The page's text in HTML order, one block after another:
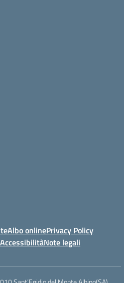
Albo onlinePrivacy Policy
Note legali